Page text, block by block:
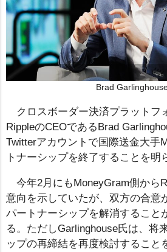
Brad
クロスボーダー決済プラットフ
RippleのCEOであるBrad
Twitterアカウントで国際送金大手
トナーシップを終了することを明
今年2月にもMoneyGram側から
意向を示していたが、双方の合意
パートナーシップを解消すること
る。ただしGarlinghouse氏は、将
ップの再締結を再度検討すること